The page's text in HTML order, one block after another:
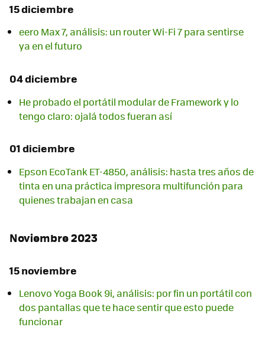
15 diciembre
eero Max 7, análisis: un router Wi-Fi 7 para sentirse
ya en el futuro
04 diciembre
He probado el portátil modular de Framework y lo
tengo claro: ojalá todos fueran así
01 diciembre
Epson EcoTank ET-4850, análisis: hasta tres años de
tinta en una práctica impresora multifunción para
quienes trabajan en casa
Noviembre 2023
15 noviembre
Lenovo Yoga Book 9i, análisis: por fin un portátil con
dos pantallas que te hace sentir que esto puede
funcionar